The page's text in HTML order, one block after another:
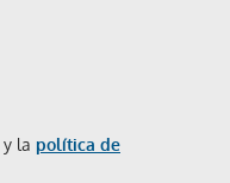
y la política de